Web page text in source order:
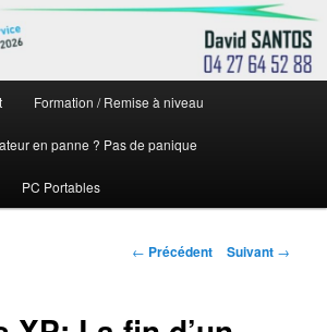
Formation / Remise à niveau
en panne ? Pas de panique
PC Portables
Navigation
← Précédent Suivant →